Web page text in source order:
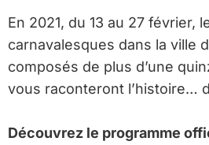
En 2021, du 13 au 27 février,
carnavalesques dans la ville
composés de plus d’une
vous raconteront l’histoire…
Découvrez le programme